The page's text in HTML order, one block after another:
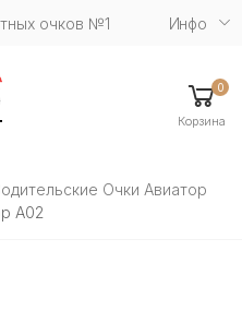
очков №1 Инфо
0
Корзина
Очки Авиатор
A02